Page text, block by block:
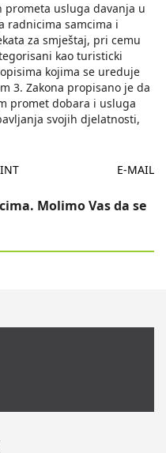
prometa usluga davanja u
radnicima samcima i
za smještaj, pri cemu
kao turisticki
kojima se ureduje
3. Zakona propisano je da
promet dobara i usluga
svojih djelatnosti,
E-MAIL
Molimo Vas da se